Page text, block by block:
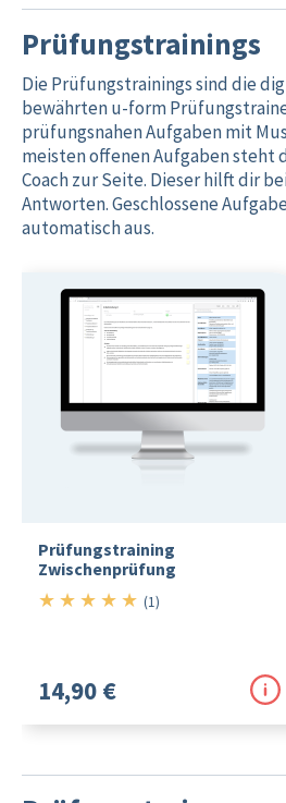
Prüfungstrainings
Die Prüfungstrainings sind die
bewährten u-form
prüfungsnahen Aufgaben mit
meisten offenen Aufgaben steht
Coach zur Seite. Dieser hilft dir
Antworten. Geschlossene
automatisch aus.
Prüfungstraining
Zwischenprüfung
★ ★ ★ ★ ★ 5/5
(1)
14,90 €